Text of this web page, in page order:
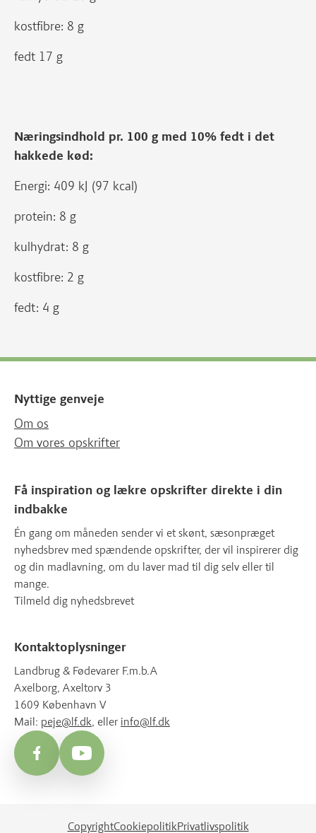
kostfibre: 8 g
fedt 17 g
Næringsindhold pr. 100 g med 10% fedt i det
hakkede kød:
Energi: 409 kJ (97 kcal)
protein: 8 g
kulhydrat: 8 g
kostfibre: 2 g
fedt: 4 g
Nyttige genveje
Om os
Om vores opskrifter
Få inspiration og lækre opskrifter direkte i din
indbakke
Én gang om måneden sender vi et skønt, sæsonpræget
nyhedsbrev med spændende opskrifter, der vil inspirerer dig
og din madlavning, om du laver mad til dig selv eller til
mange.
Tilmeld dig nyhedsbrevet
Kontaktoplysninger
Landbrug & Fødevarer F.m.b.A
Axelborg, Axeltorv 3
1609 København V
Mail: peje@lf.dk, eller info@lf.dk
FacebookYouTube
CopyrightCookiepolitikPrivatlivspolitik